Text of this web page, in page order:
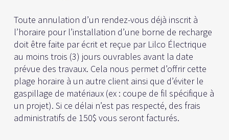
Toute annulation d’un rendez-vous déjà inscrit à
l’horaire pour l’installation d’une borne de recharge
doit être faite par écrit et reçue par Lilco Électrique
au moins trois (3) jours ouvrables avant la date
prévue des travaux. Cela nous permet d’offrir cette
plage horaire à un autre client ainsi que d’éviter le
gaspillage de matériaux (ex : coupe de fil spécifique à
un projet). Si ce délai n’est pas respecté, des frais
administratifs de 150$ vous seront facturés.